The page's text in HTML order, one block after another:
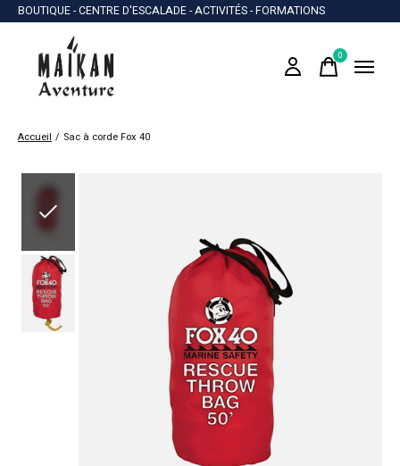
BOUTIQUE - CENTRE D'ESCALADE - ACTIVITÉS - FORMATIONS
0items
Accueil / Sac à corde Fox 40